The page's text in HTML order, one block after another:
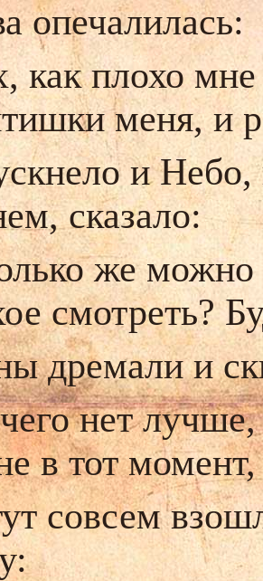
опечалилась:
плохо мне
меня, и
и
сказало:
же можно
смотреть?
дремали и
нет лучше,
в тот
совсем